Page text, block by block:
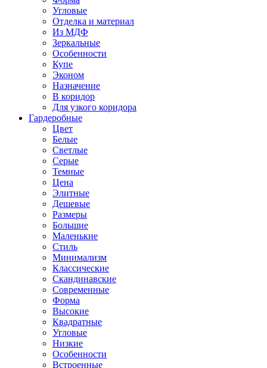
Угловые
Отделка и материал
Из МДФ
Зеркальные
Особенности
Купе
Эконом
Назначение
В коридор
Для узкого коридора
Гардеробные
Цвет
Белые
Светлые
Серые
Темные
Цена
Элитные
Дешевые
Размеры
Большие
Маленькие
Стиль
Минимализм
Классические
Скандинавские
Современные
Форма
Высокие
Квадратные
Угловые
Низкие
Особенности
Встроенные